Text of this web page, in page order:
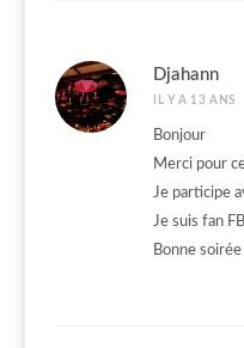
Djahann
IL Y A 13 ANS
Bonjour
Merci pour
Je participe
Je suis fan
Bonne soirée